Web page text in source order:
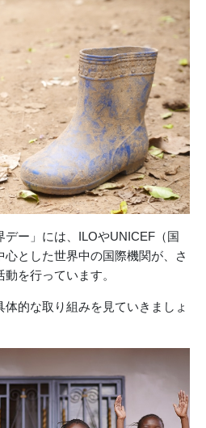
デー」には、ILOやUNICEF（国
とした世界中の国際機関が、さ
を行っています。
的な取り組みを見ていきましょ